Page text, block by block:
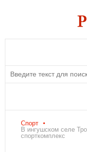
Спорт
В ингушском селе
спорткомплекс